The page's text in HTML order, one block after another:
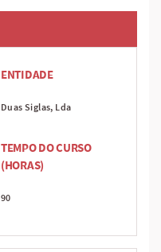
ENTIDADE
Duas Siglas, Lda
TEMPO DO CURSO
(HORAS)
90